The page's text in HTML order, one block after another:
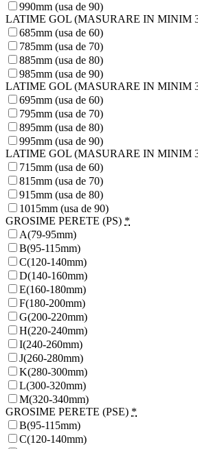
990mm (usa de 90)
LATIME GOL (MASURARE IN MINIM
685mm (usa de 60)
785mm (usa de 70)
885mm (usa de 80)
985mm (usa de 90)
LATIME GOL (MASURARE IN MINIM
695mm (usa de 60)
795mm (usa de 70)
895mm (usa de 80)
995mm (usa de 90)
LATIME GOL (MASURARE IN MINIM
715mm (usa de 60)
815mm (usa de 70)
915mm (usa de 80)
1015mm (usa de 90)
GROSIME PERETE (PS) *
A(79-95mm)
B(95-115mm)
C(120-140mm)
D(140-160mm)
E(160-180mm)
F(180-200mm)
G(200-220mm)
H(220-240mm)
I(240-260mm)
J(260-280mm)
K(280-300mm)
L(300-320mm)
M(320-340mm)
GROSIME PERETE (PSE) *
B(95-115mm)
C(120-140mm)